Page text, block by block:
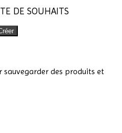
DE SOUHAITS
sauvegarder des produits et